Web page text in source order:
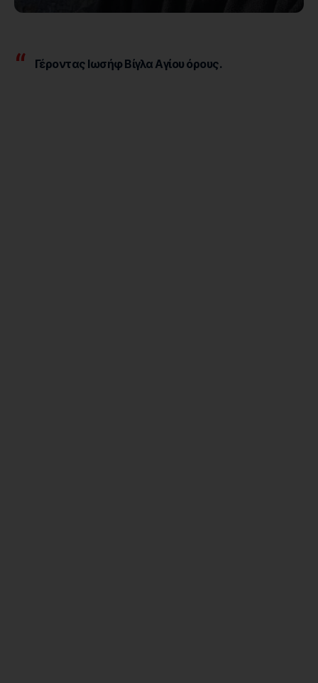
Γέροντας Ιωσήφ Βίγλα Αγίου όρους.